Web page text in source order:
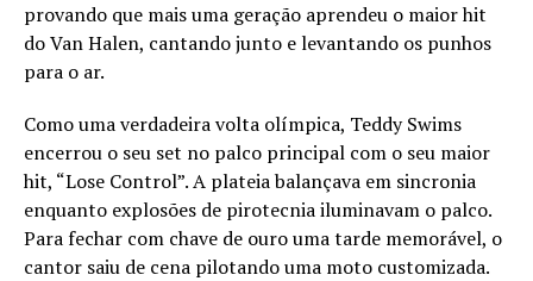
provando que mais uma geração aprendeu o maior hit
do Van Halen, cantando junto e levantando os punhos
para o ar.
Como uma verdadeira volta olímpica, Teddy Swims
encerrou o seu set no palco principal com o seu maior
hit, “Lose Control”. A plateia balançava em sincronia
enquanto explosões de pirotecnia iluminavam o palco.
Para fechar com chave de ouro uma tarde memorável, o
cantor saiu de cena pilotando uma moto customizada.